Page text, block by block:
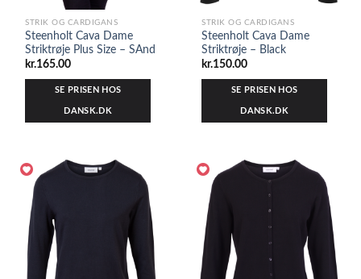
STRIK OG CARDIGANS
Steenholt Cava Dame
Striktrøje Plus Size – SAnd
kr.165.00
SE PRISEN HOS
DANSK.DK
STRIK OG CARDIGANS
Steenholt Cava Dame
Striktrøje – Black
kr.150.00
SE PRISEN HOS
DANSK.DK